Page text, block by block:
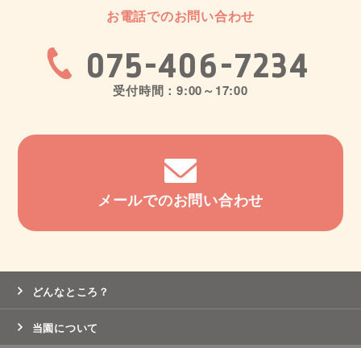
お電話でのお問い合わせ
075-406-7234
受付時間：9:00～17:00
メールでのお問い合わせ
どんなところ？
当園について